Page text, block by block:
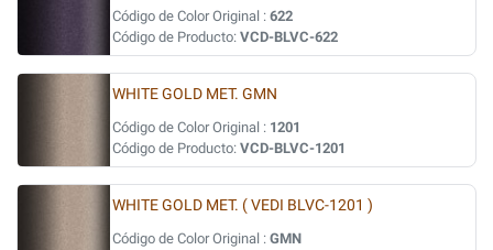
Código de Color Original : 622
Código de Producto: VCD-BLVC-622
WHITE GOLD MET. GMN
Código de Color Original : 1201
Código de Producto: VCD-BLVC-1201
WHITE GOLD MET. ( VEDI BLVC-1201 )
Código de Color Original : GMN